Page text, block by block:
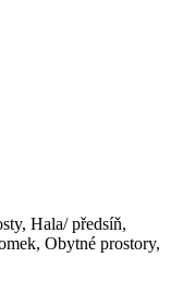
Hala/ předsíň,
Obytné prostory,